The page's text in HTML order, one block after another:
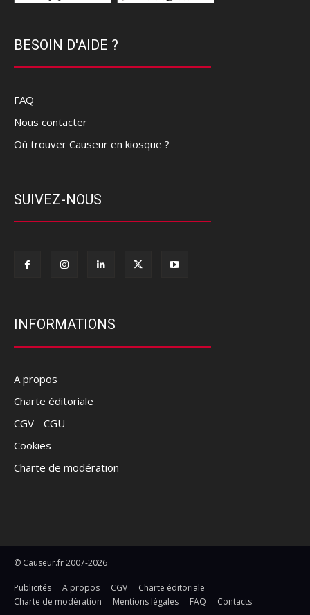
BESOIN D'AIDE ?
FAQ
Nous contacter
Où trouver Causeur en kiosque ?
SUIVEZ-NOUS
INFORMATIONS
A propos
Charte éditoriale
CGV - CGU
Cookies
Charte de modération
© Causeur.fr 2007-2026
Publicités A propos CGV
Charte éditoriale
Charte de modération
Mentions légales FAQ Contacts